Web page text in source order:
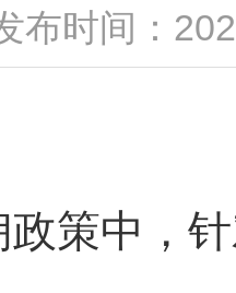
布时间：
政策中，